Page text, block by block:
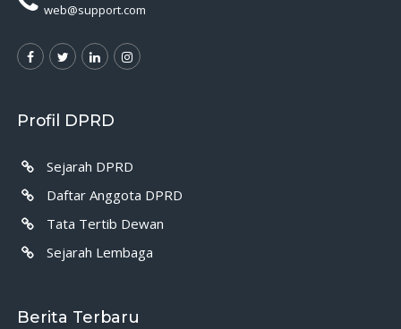
web@support.com
Profil DPRD
Sejarah DPRD
Daftar Anggota DPRD
Tata Tertib Dewan
Sejarah Lembaga
Berita Terbaru